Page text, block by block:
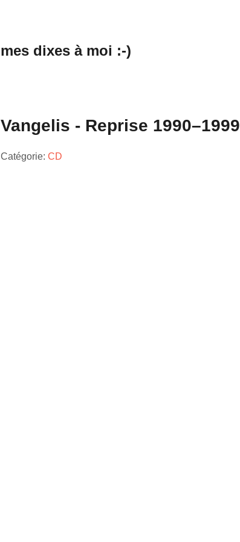
mes dixes à moi :-)
Vangelis - Reprise 1990–1999
Catégorie: CD